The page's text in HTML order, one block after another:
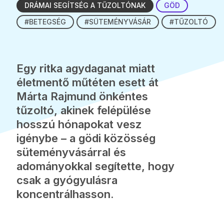
DRÁMAI SEGÍTSÉG A TŰZOLTÓNAK
GÖD
#BETEGSÉG
#SÜTEMÉNYVÁSÁR #TŰZOLTÓ
Egy ritka agydaganat miatt
életmentő műtéten esett át
Márta Rajmund önkéntes
tűzoltó, akinek felépülése
hosszú hónapokat vesz
igénybe – a gödi közösség
süteményvásárral és
adományokkal segítette, hogy
csak a gyógyulásra
koncentrálhasson.